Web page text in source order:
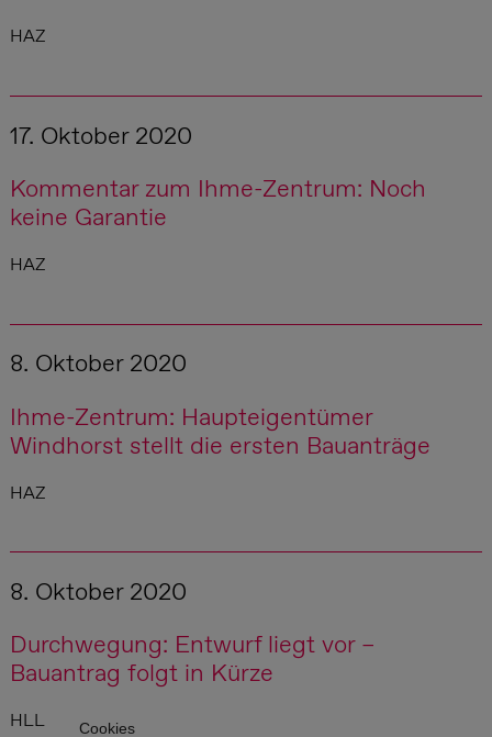
HAZ
17. Oktober 2020
Kommentar zum Ihme-Zentrum: Noch
keine Garantie
HAZ
8. Oktober 2020
Ihme-Zentrum: Haupteigentümer
Windhorst stellt die ersten Bauanträge
HAZ
8. Oktober 2020
Durchwegung: Entwurf liegt vor –
Bauantrag folgt in Kürze
HLL Cookies